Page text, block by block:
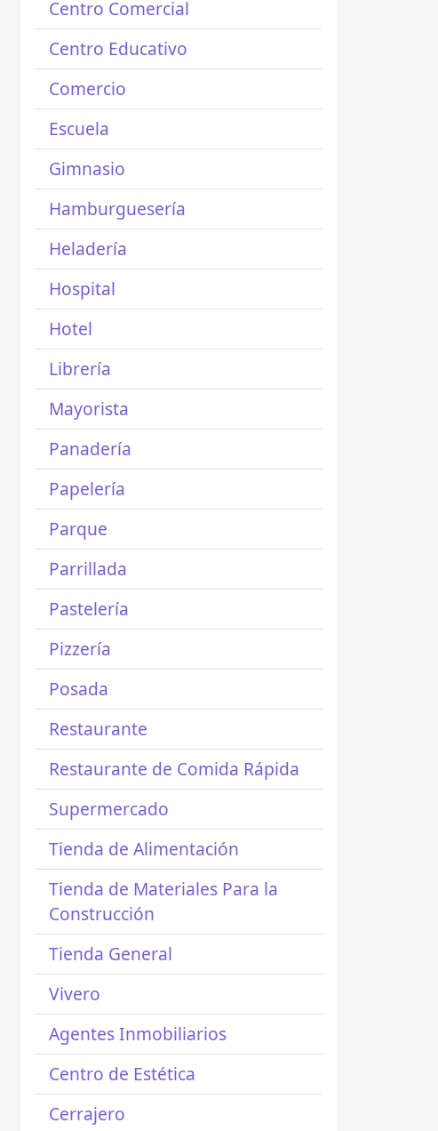
Centro Comercial
Centro Educativo
Comercio
Escuela
Gimnasio
Hamburguesería
Heladería
Hospital
Hotel
Librería
Mayorista
Panadería
Papelería
Parque
Parrillada
Pastelería
Pizzería
Posada
Restaurante
Restaurante de Comida Rápida
Supermercado
Tienda de Alimentación
Tienda de Materiales Para la
Construcción
Tienda General
Vivero
Agentes Inmobiliarios
Centro de Estética
Cerrajero